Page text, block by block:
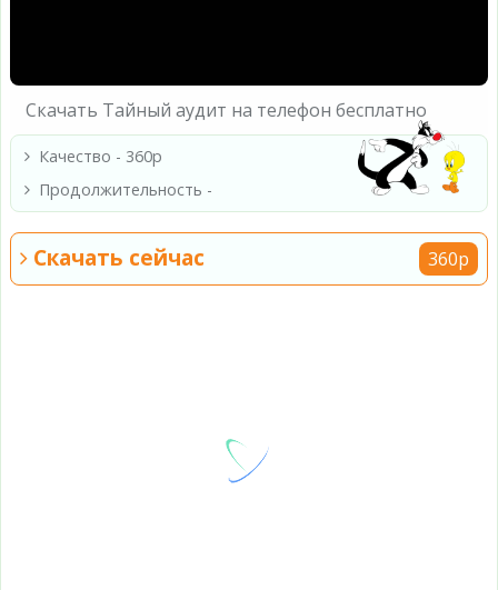
Скачать Тайный аудит на телефон бесплатно
Качество - 360p
Продолжительность -
Скачать сейчас 360p